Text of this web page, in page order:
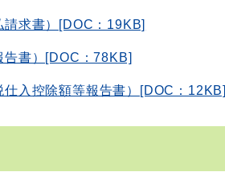
求書）[DOC：19KB]
書）[DOC：78KB]
入控除額等報告書）[DOC：12KB]